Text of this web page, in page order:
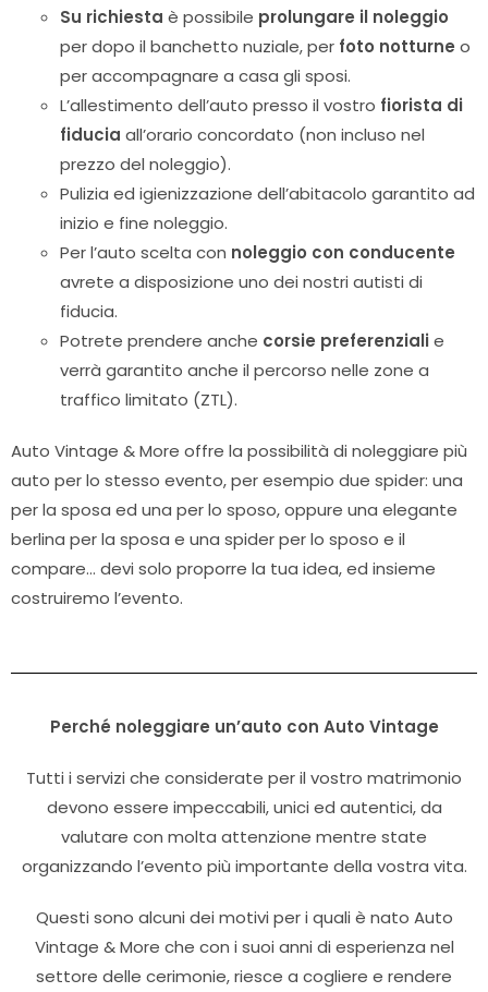
Su richiesta è possibile prolungare il noleggio
per dopo il banchetto nuziale, per foto notturne o
per accompagnare a casa gli sposi.
L’allestimento dell’auto presso il vostro fiorista di
fiducia all’orario concordato (non incluso nel
prezzo del noleggio).
Pulizia ed igienizzazione dell’abitacolo garantito ad
inizio e fine noleggio.
Per l’auto scelta con noleggio con conducente
avrete a disposizione uno dei nostri autisti di
fiducia.
Potrete prendere anche corsie preferenzialie
verrà garantito anche il percorso nelle zone a
traffico limitato (ZTL).
Auto Vintage & More offre la possibilità di noleggiare più
auto per lo stesso evento, per esempio due spider: una
per la sposa ed una per lo sposo, oppure una elegante
berlina per la sposa e una spider per lo sposo e il
compare… devi solo proporre la tua idea, ed insieme
costruiremo l’evento.
Perché noleggiare un’auto con Auto Vintage
Tutti i servizi che considerate per il vostro matrimonio
devono essere impeccabili, unici ed autentici, da
valutare con molta attenzione mentre state
organizzando l’evento più importante della vostra vita.
Questi sono alcuni dei motivi per i quali è nato Auto
Vintage & More che con i suoi anni di esperienza nel
settore delle cerimonie, riesce a cogliere e rendere